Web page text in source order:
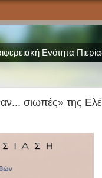
Ενότητα
σιωπές» της